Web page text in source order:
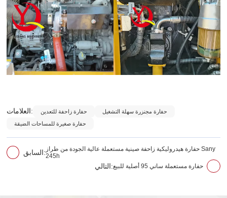
العلامات: حفارة زاحفة للتعدين
حفارة مجنزرة سهلة التشغيل
حفارة صغيرة للمساحات الضيقة
السابق: حفارة هيدروليكية زاحفة صينية مستعملة عالية الجودة من طراز Sany
245h
التالي: حفارة مستعملة ساني 95 أصلية للبيع